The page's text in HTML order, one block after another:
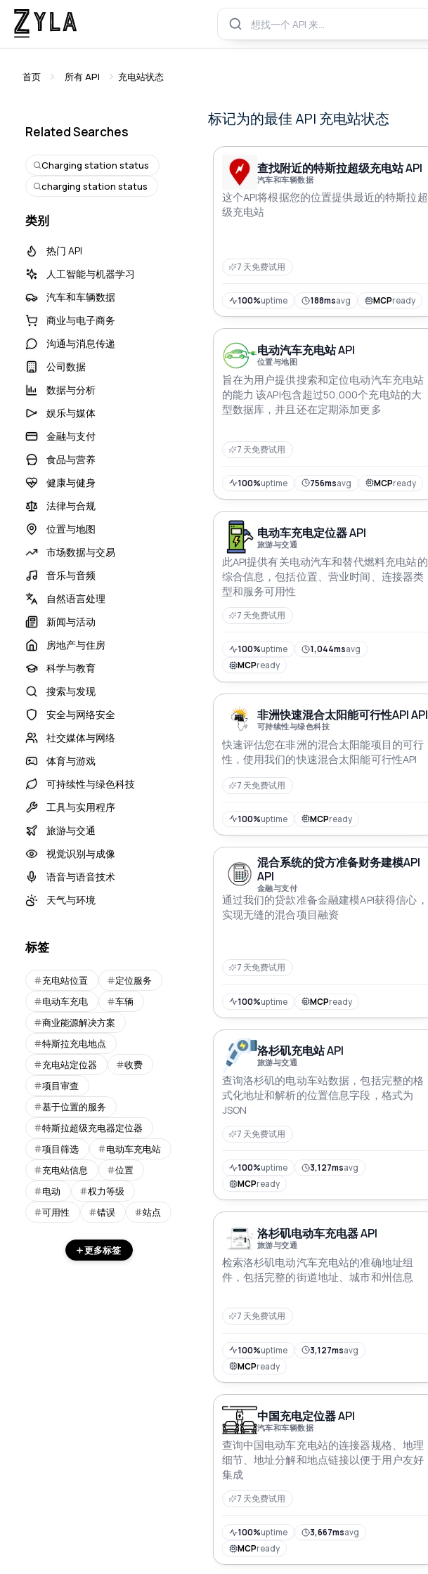
首页 所有 API 充电站状态
Related Searches
Charging station status
charging station status
类别
热门 API
人工智能与机器学习
汽车和车辆数据
商业与电子商务
沟通与消息传递
公司数据
数据与分析
娱乐与媒体
金融与支付
食品与营养
健康与健身
法律与合规
位置与地图
市场数据与交易
音乐与音频
自然语言处理
新闻与活动
房地产与住房
科学与教育
搜索与发现
安全与网络安全
社交媒体与网络
体育与游戏
可持续性与绿色科技
工具与实用程序
旅游与交通
视觉识别与成像
语音与语音技术
天气与环境
标签
充电站位置
定位服务
电动车充电
车辆
商业能源解决方案
特斯拉充电地点
充电站定位器
收费
项目审查
基于位置的服务
特斯拉超级充电器定位器
项目筛选
电动车充电站
充电站信息
位置
电动
权力等级
可用性
错误 站点
更多标签
标记为的最佳 API 充电站状态
查找附近的特斯拉超级充电站 API
汽车和车辆数据
这个API将根据您的位置提供最近的特斯拉超
级充电站
7 天免费试用
100%uptime 188msavg MCPready
电动汽车充电站 API
位置与地图
旨在为用户提供搜索和定位电动汽车充电站
的能力 该API包含超过50,000个充电站的大
型数据库，并且还在定期添加更多
7 天免费试用
100%uptime 756msavg MCPready
电动车充电定位器 API
旅游与交通
此API提供有关电动汽车和替代燃料充电站的
综合信息，包括位置、营业时间、连接器类
型和服务可用性
7 天免费试用
100%uptime 1,044msavg
MCPready
非洲快速混合太阳能可行性API API
可持续性与绿色科技
快速评估您在非洲的混合太阳能项目的可行
性，使用我们的快速混合太阳能可行性API
7 天免费试用
100%uptime MCPready
混合系统的贷方准备财务建模API
API
金融与支付
通过我们的贷款准备金融建模API获得信心，
实现无缝的混合项目融资
7 天免费试用
100%uptime MCPready
洛杉矶充电站 API
旅游与交通
查询洛杉矶的电动车站数据，包括完整的格
式化地址和解析的位置信息字段，格式为
JSON
7 天免费试用
100%uptime 3,127msavg
MCPready
洛杉矶电动车充电器 API
旅游与交通
检索洛杉矶电动汽车充电站的准确地址组
件，包括完整的街道地址、城市和州信息
7 天免费试用
100%uptime 3,127msavg
MCPready
中国充电定位器 API
汽车和车辆数据
查询中国电动车充电站的连接器规格、地理
细节、地址分解和地点链接以便于用户友好
集成
7 天免费试用
100%uptime 3,667msavg
MCPready